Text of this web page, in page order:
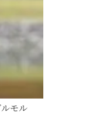
モル